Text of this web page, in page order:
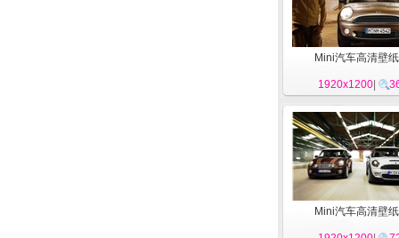
Mini汽车高清壁
1920x1200
Mini汽车高清壁